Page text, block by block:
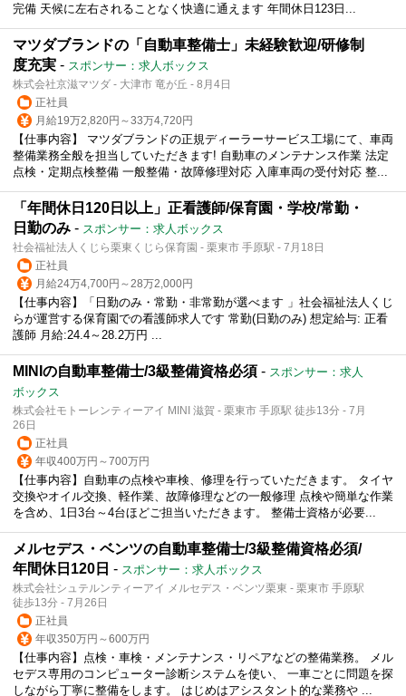
完備 天候に左右されることなく快適に通えます 年間休日123日...
マツダブランドの「自動車整備士」未経験歓迎/研修制
度充実 - スポンサー：求人ボックス
株式会社京滋マツダ - 大津市 竜が丘 - 8月4日
正社員
月給19万2,820円～33万4,720円
【仕事内容】 マツダブランドの正規ディーラーサービス工場にて、車両
整備業務全般を担当していただきます! 自動車のメンテナンス作業 法定
点検・定期点検整備 一般整備・故障修理対応 入庫車両の受付対応 整...
「年間休日120日以上」正看護師/保育園・学校/常勤・
日勤のみ - スポンサー：求人ボックス
社会福祉法人くじら栗東くじら保育園 - 栗東市 手原駅 - 7月18日
正社員
月給24万4,700円～28万2,000円
【仕事内容】「日勤のみ・常勤・非常勤が選べます 」社会福祉法人くじ
らが運営する保育園での看護師求人です 常勤(日勤のみ) 想定給与: 正看
護師 月給:24.4～28.2万円 ...
MINIの自動車整備士/3級整備資格必須 - スポンサー：求人
ボックス
株式会社モトーレンティーアイ MINI 滋賀 - 栗東市 手原駅 徒歩13分 - 7月
26日
正社員
年収400万円～700万円
【仕事内容】自動車の点検や車検、修理を行っていただきます。 タイヤ
交換やオイル交換、軽作業、故障修理などの一般修理 点検や簡単な作業
を含め、1日3台～4台ほどご担当いただきます。 整備士資格が必要...
メルセデス・ベンツの自動車整備士/3級整備資格必須/
年間休日120日 - スポンサー：求人ボックス
株式会社シュテルンティーアイ メルセデス・ベンツ栗東 - 栗東市 手原駅
徒歩13分 - 7月26日
正社員
年収350万円～600万円
【仕事内容】点検・車検・メンテナンス・リペアなどの整備業務。 メル
セデス専用のコンピューター診断システムを使い、 一車ごとに問題を探
しながら丁寧に整備をします。 はじめはアシスタント的な業務や ...